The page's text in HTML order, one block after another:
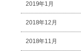
2019年1月
2018年12月
2018年11月